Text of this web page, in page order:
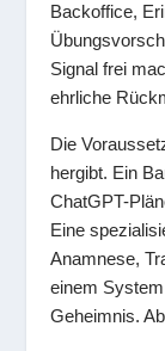
Backoffice,
Signal frei
ehrliche
Die
hergibt. Ein
ChatGPT-
Eine
Anamnese,
einem
Geheimnis.